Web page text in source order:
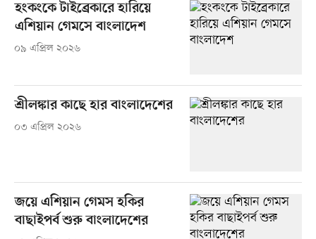
হংকংকে টাইব্রেকারে হারিয়ে
এশিয়ান গেমসে বাংলাদেশ
০৯ এপ্রিল ২০২৬
শ্রীলঙ্কার কাছে হার বাংলাদেশের
০৩ এপ্রিল ২০২৬
জয়ে এশিয়ান গেমস হকির
বাছাইপর্ব শুরু বাংলাদেশের